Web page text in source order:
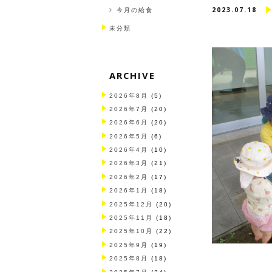
2023.07.18
今月の給食
未分類
ARCHIVE
2026年8月 (5)
2026年7月 (20)
2026年6月 (20)
2026年5月 (6)
2026年4月 (10)
2026年3月 (21)
2026年2月 (17)
2026年1月 (18)
2025年12月 (20)
2025年11月 (18)
2025年10月 (22)
2025年9月 (19)
2025年8月 (18)